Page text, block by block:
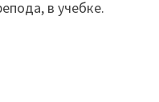
в учебке.